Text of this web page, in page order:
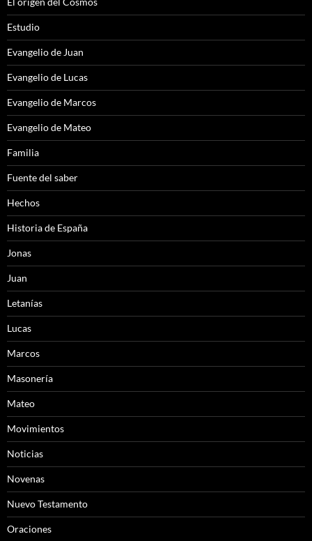
Estudio
Evangelio de Juan
Evangelio de Lucas
Evangelio de Marcos
Evangelio de Mateo
Familia
Fuente del saber
Hechos
Historia de España
Jonas
Juan
Letanías
Lucas
Marcos
Masonería
Mateo
Movimientos
Noticias
Novenas
Nuevo Testamento
Oraciones